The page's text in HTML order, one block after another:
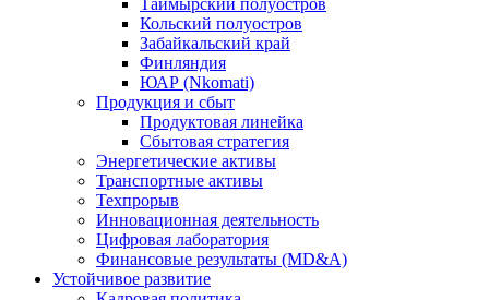
Таймырский полуостров
Кольский полуостров
Забайкальский край
Финляндия
ЮАР (Nkomati)
Продукция и сбыт
Продуктовая линейка
Сбытовая стратегия
Энергетические активы
Транспортные активы
Техпрорыв
Инновационная деятельность
Цифровая лаборатория
Финансовые результаты (MD&A)
Устойчивое развитие